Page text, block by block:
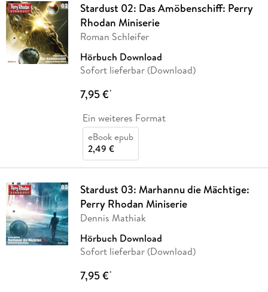
Stardust 02: Das Amöbenschiff: Perry
Rhodan Miniserie
Roman Schleifer
Hörbuch Download
Sofort lieferbar (Download)
7,95 €*
Ein weiteres Format
eBook epub
2,49 €
Stardust 03: Marhannu die Mächtige:
Perry Rhodan Miniserie
Dennis Mathiak
Hörbuch Download
Sofort lieferbar (Download)
7,95 €*